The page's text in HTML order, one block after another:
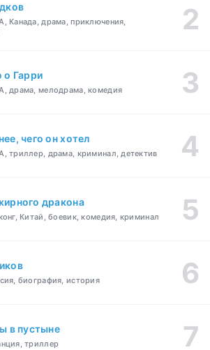
Канада, драма, приключения,
о Гарри
драма, мелодрама, комедия
чего он хотел
триллер, драма, криминал, детектив
дракона
Китай, боевик, комедия, криминал
биография, история
в пустыне
триллер